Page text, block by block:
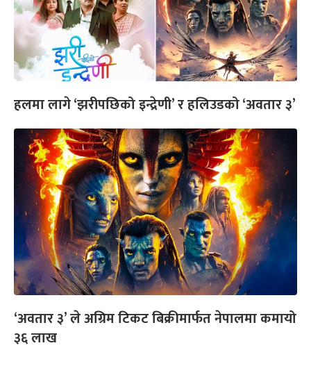
हलमा लागे ‘झरीपछिको इन्द्रेणी’ र हलिउडको ‘अवतार ३’
‘अवतार ३’ ले अग्रिम टिकट बिक्रीमार्फत नेपालमा कमायो
३६ लाख